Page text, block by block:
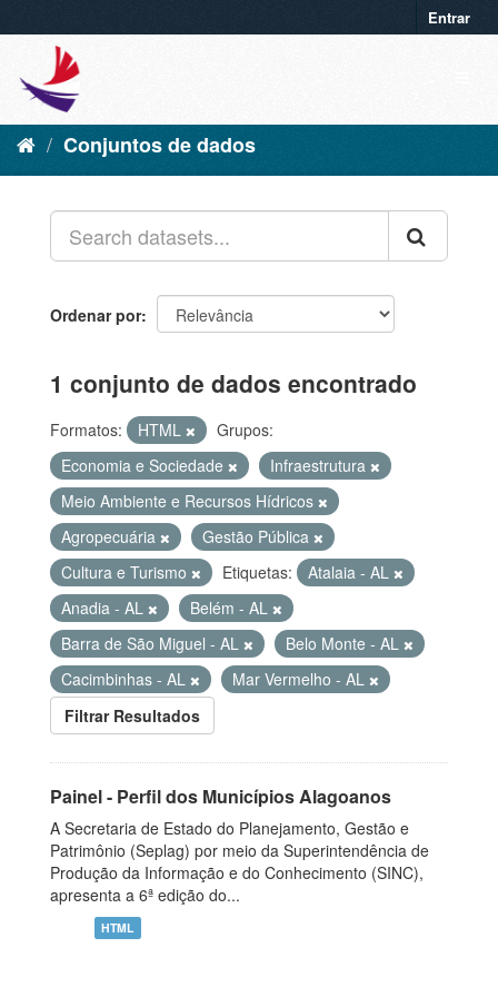
Entrar
Conjuntos de dados
Ordenar por
1 conjunto de dados encontrado
Formatos: HTML
Grupos:
Economia e Sociedade
Infraestrutura
Meio Ambiente e Recursos Hídricos
Agropecuária
Gestão Pública
Cultura e Turismo
Etiquetas:
Atalaia - AL
Anadia - AL
Belém - AL
Barra de São Miguel - AL
Belo Monte - AL
Cacimbinhas - AL
Mar Vermelho - AL
Filtrar Resultados
Painel - Perfil dos Municípios Alagoanos
A Secretaria de Estado do Planejamento, Gestão e
Patrimônio (Seplag) por meio da Superintendência de
Produção da Informação e do Conhecimento (SINC),
apresenta a 6ª edição do...
HTML